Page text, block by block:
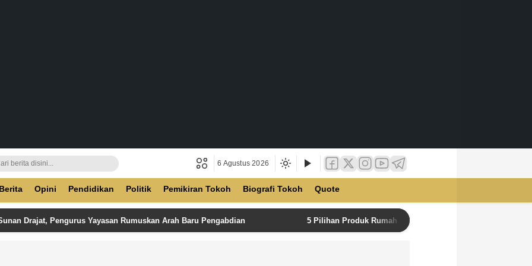
6 Agustus 2026
Berita Opini Pendidikan Politik Pemikiran Tokoh Biografi Tokoh Quote
Drajat, Pengurus Yayasan Rumuskan Arah Baru Pengabdian 5 Pilihan Produk Rumah Tangga Terbaik di Unilever Store